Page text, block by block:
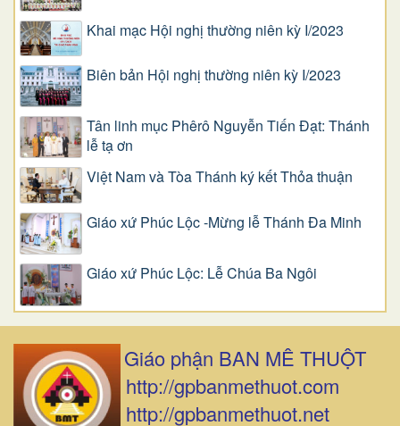
Khai mạc Hội nghị thường niên kỳ I/2023
Biên bản Hội nghị thường niên kỳ I/2023
Tân linh mục Phêrô Nguyễn Tiến Đạt: Thánh
lễ tạ ơn
Việt Nam và Tòa Thánh ký kết Thỏa thuận
Giáo xứ Phúc Lộc -Mừng lễ Thánh Đa Minh
Giáo xứ Phúc Lộc: Lễ Chúa Ba Ngôi
Giáo phận BAN MÊ THUỘT
http://gpbanmethuot.com
http://gpbanmethuot.net